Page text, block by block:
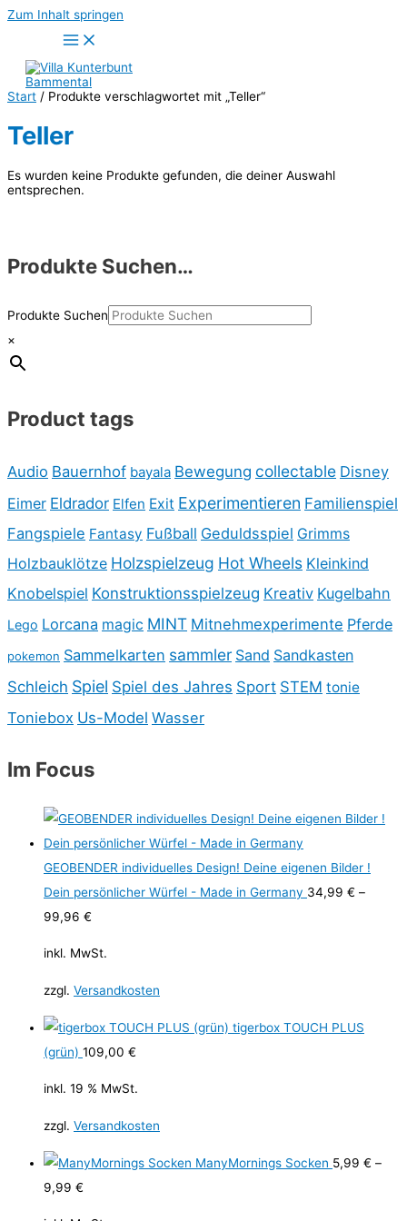
Zum Inhalt springen
Start / Produkte verschlagwortet mit „Teller“
Teller
Es wurden keine Produkte gefunden, die deiner Auswahl
entsprechen.
Produkte Suchen…
Produkte Suchen
×
Product tags
Audio Bauernhof bayala Bewegung collectable Disney
Eimer Eldrador Elfen Exit Experimentieren Familienspiel
Fangspiele Fantasy Fußball Geduldsspiel Grimms
Holzbauklötze Holzspielzeug Hot Wheels Kleinkind
Knobelspiel Konstruktionsspielzeug Kreativ Kugelbahn
Lego Lorcana magic MINT Mitnehmexperimente Pferde
pokemon Sammelkarten sammler Sand Sandkasten
Schleich Spiel Spiel des Jahres Sport STEM tonie
Toniebox Us-Model Wasser
Im Focus
GEOBENDER individuelles Design! Deine eigenen Bilder !
Dein persönlicher Würfel - Made in Germany 34,99 € –
99,96 €
inkl. MwSt.
zzgl. Versandkosten
tigerbox TOUCH PLUS
(grün) 109,00 €
inkl. 19 % MwSt.
zzgl. Versandkosten
ManyMornings Socken 5,99 € –
9,99 €